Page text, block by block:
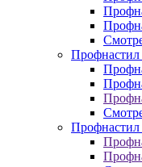
Профнастил